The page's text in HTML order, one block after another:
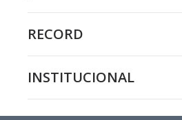
RECORD
INSTITUCIONAL